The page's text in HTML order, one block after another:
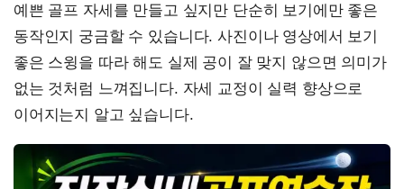
예쁜 골프 자세를 만들고 싶지만 단순히 보기에만 좋은
동작인지 궁금할 수 있습니다. 사진이나 영상에서 보기
좋은 스윙을 따라 해도 실제 공이 잘 맞지 않으면 의미가
없는 것처럼 느껴집니다. 자세 교정이 실력 향상으로
이어지는지 알고 싶습니다.